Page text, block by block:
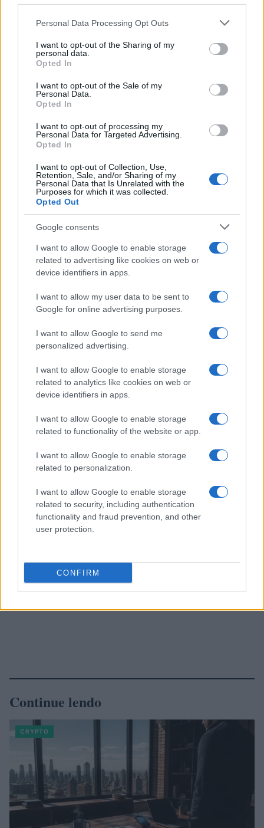
Please note that this website/app uses one or more Google
not limited to your visit or usage behaviour. You may click to
grant or deny consent to Google and its third-party tags to
use your data for below specified purposes in below Google
consent section.
Personal Data Processing Opt Outs
I want to opt-out of the Sharing of my
personal data.
Opted In
I want to opt-out of the Sale of my
Personal Data.
Opted In
I want to opt-out of processing my
Personal Data for Targeted Advertising.
Opted In
I want to opt-out of Collection, Use,
Retention, Sale, and/or Sharing of my
Personal Data that Is Unrelated with the
Purposes for which it was collected.
Opted Out
Google consents
I want to allow Google to enable storage
related to advertising like cookies on web or
device identifiers in apps.
I want to allow my user data to be sent to
Google for online advertising purposes.
I want to allow Google to send me
personalized advertising.
I want to allow Google to enable storage
related to analytics like cookies on web or
device identifiers in apps.
I want to allow Google to enable storage
related to functionality of the website or app.
I want to allow Google to enable storage
related to personalization.
I want to allow Google to enable storage
related to security, including authentication
functionality and fraud prevention, and other
user protection.
CONFIRM
equipe está fazendo em relação aos objetivos e marcos do
roteiro.
preço do SUPER no curto prazo e calcular nossos
tamanhos de investimento de acordo. Usando níveis
horizontais de resistência e suporte, médias móveis, vários
indicadores e outras técnicas, você pode fazer uma
descer nos próximos dias, semanas e meses.
O mercado de criptomoedas é extremamente volátil e
difícil de prever a longo prazo, portanto, pesquisar os
fundamentos e o progresso do SuperFarm é uma tarefa
essencial antes de decidir investir qualquer quantia de
fundos a longo prazo com o objetivo de mantê-los por
formar uma previsão de preço para o curto ou longo prazo,
é essencial levar em consideração a análise técnica e
fundamental.
AUTOR
Giorgia Stromeo
Continue lendo
CRYPTO